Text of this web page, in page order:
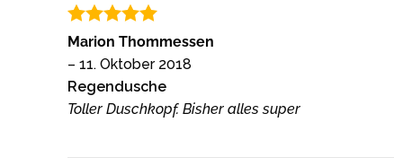
Bewertet
mit5von
Marion Thommessen
– 11. Oktober 2018
Regendusche
Toller Duschkopf. Bisher alles super